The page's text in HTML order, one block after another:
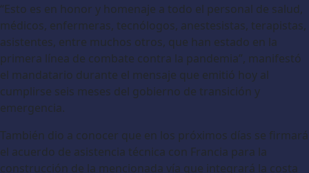
“Esto es en honor y homenaje a todo el personal de salud,
médicos, enfermeras, tecnólogos, anestesistas, terapistas,
asistentes, entre muchos otros, que han estado en la
primera línea de combate contra la pandemia”, manifestó
el mandatario durante el mensaje que emitió hoy al
cumplirse seis meses del gobierno de transición y
emergencia.
También dio a conocer que en los próximos días se firmará
el acuerdo de asistencia técnica con Francia para la
construcción de la mencionada vía que integrará la costa